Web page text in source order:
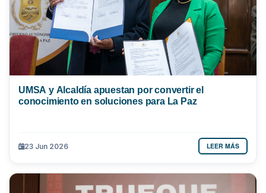
UMSA y Alcaldía apuestan por convertir el
conocimiento en soluciones para La Paz
23 Jun 2026 LEER MÁS